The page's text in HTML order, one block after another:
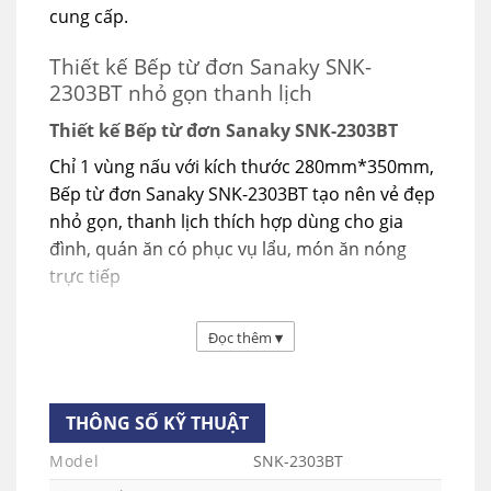
cung cấp.
Thiết kế Bếp từ đơn Sanaky SNK-
2303BT nhỏ gọn thanh lịch
Thiết kế Bếp từ đơn Sanaky SNK-2303BT
Chỉ 1 vùng nấu với kích thước 280mm*350mm,
Bếp từ đơn Sanaky SNK-2303BT tạo nên vẻ đẹp
nhỏ gọn, thanh lịch thích hợp dùng cho gia
đình, quán ăn có phục vụ lẩu, món ăn nóng
trực tiếp
Đọc thêm ▾
THÔNG SỐ KỸ THUẬT
Model
SNK-2303BT